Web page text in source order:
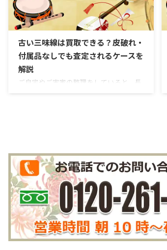
か、それとも和楽器の専門店に査定を依
頼するべきなのか。売却先によって、見
られるポイントや査定の考え方は大きく
変わります。 和楽器は、見た目だけで価
値を判断しにくい楽器です。尺八であれ
ば銘や製管師、三味線であれば棹の素材
や金細、琴であれば本体の状態や付属
品、和太 ...
古い三味線は買取できる？皮破れ・
付属品なしでも査定されるケースを
解説
ご自宅やご実家の整理をしていると、長
うことも多いのではないでしょうか。 古
い三味線は、見た目だけで価値を判断し
にくい和楽器です。皮が破れていたり、
撥や駒がなかったりしても、棹の素材、
三味線の種類、胴の作り、金細や綾杉胴
の有無によっては買取対象になる場合が
あります。特に紅木の棹を使った三味線
や、 ...